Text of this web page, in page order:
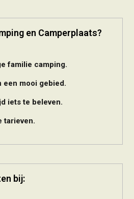
en Camperplaats?
familie camping.
een mooi gebied.
iets te beleven.
tarieven.
bij: